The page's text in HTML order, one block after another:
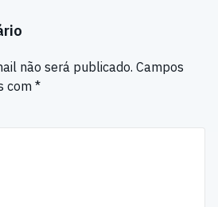
não será publicado. Campos
com *